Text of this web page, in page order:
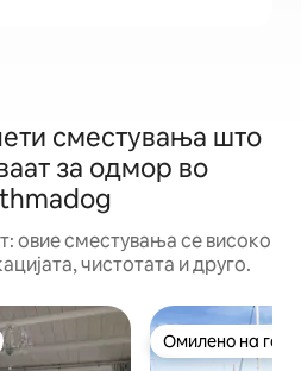
сместувања што
за одмор во
овие сместувања се високо
чистотата и друго.
на гостите“ Омилено на
Омилено на